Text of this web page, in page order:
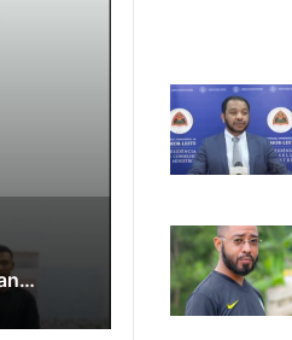
Lei
Lei Siberseguransa Ajuda Autoridade Polisiál Kaptura Autór Kriminozu ho Paradeiru Iha Estranjeiru